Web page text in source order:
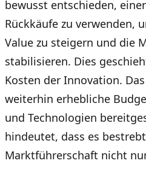
bewusst entschieden,
Rückkäufe zu verwenden,
Value zu steigern und die
stabilisieren. Dies
Kosten der Innovation.
weiterhin erhebliche
und Technologien
hindeutet, dass es
Marktführerschaft nicht